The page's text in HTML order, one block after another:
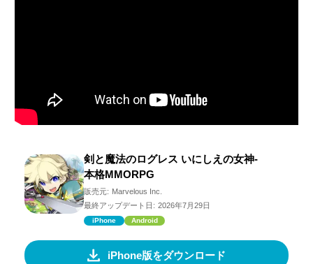
剣と魔法のログレス いにしえの女神-
本格MMORPG
販売元: Marvelous Inc.
最終アップデート日: 2026年7月29日
iPhone Android
iPhone版をダウンロード